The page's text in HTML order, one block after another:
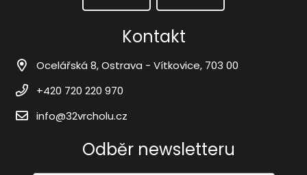
Kontakt
Ocelářská 8, Ostrava - Vítkovice, 703 00
+420 720 220 970
info@32vrcholu.cz
Odběr newsletteru